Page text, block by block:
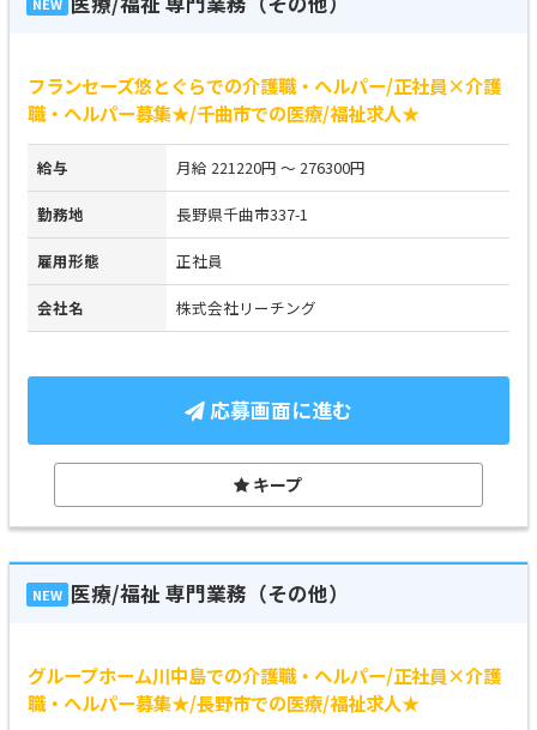
フランセーズ悠とぐらでの介護職・ヘルパー/正社員×介護
職・ヘルパー募集★/千曲市での医療/福祉求人★
給与 月給 221220円 ～ 276300円
勤務地 長野県千曲市337-1
雇用形態 正社員
会社名 株式会社リーチング
応募画面に進む
キープ
NEW 医療/福祉 専門業務（その他）
グループホーム川中島での介護職・ヘルパー/正社員×介護
職・ヘルパー募集★/長野市での医療/福祉求人★